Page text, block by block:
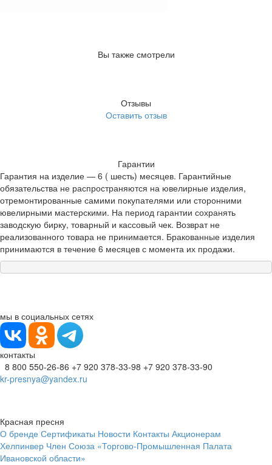
Вы также смотрели
Отзывы
Оставить отзыв
Гарантии
Гарантия на изделие — 6 ( шесть) месяцев. Гарантийные
обязательства не распространяются на ювелирные изделия,
отремонтированные самими покупателями или сторонними
ювелирными мастерскими. На период гарантии сохранять
заводскую бирку, товарный и кассовый чек. Возврат не
реализованного товара не принимается. Бракованные изделия
принимаются в течение 6 месяцев с момента их продажи.
мы в социальных сетях
контакты
8 800 550-26-86 +7 920 378-33-98 +7 920 378-33-90
kr-presnya@yandex.ru
Красная пресня
О бренде Сертификаты Новости Контакты Акционерам
Хелпинвер Член Союза «Торгово-Промышленная Палата
Ивановской области»